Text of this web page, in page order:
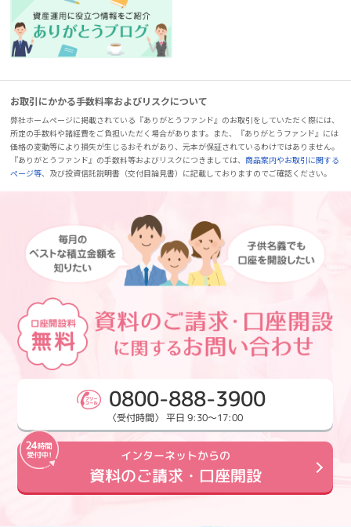
お取引にかかる手数料率およびリスクについて
弊社ホームページに掲載されている『ありがとうファンド』のお取引をしていただく際には、
所定の手数料や諸経費をご負担いただく場合があります。また、『ありがとうファンド』には
価格の変動等により損失が生じるおそれがあり、元本が保証されているわけではありません。
『ありがとうファンド』の手数料等およびリスクにつきましては、商品案内やお取引に関する
ページ等、及び投資信託説明書（交付目論見書）に記載しておりますのでご確認ください。
0800-888-3900
〈受付時間〉 平日 9:30～17:00
インターネットからの
資料のご請求・口座開設